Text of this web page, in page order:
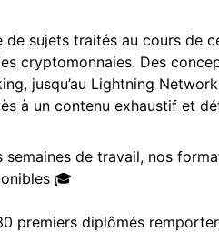
de sujets traités au cours de
cryptomonnaies. Des
jusqu’au Lightning
à un contenu exhaustif et
semaines de travail, nos
🎓
premiers diplômés